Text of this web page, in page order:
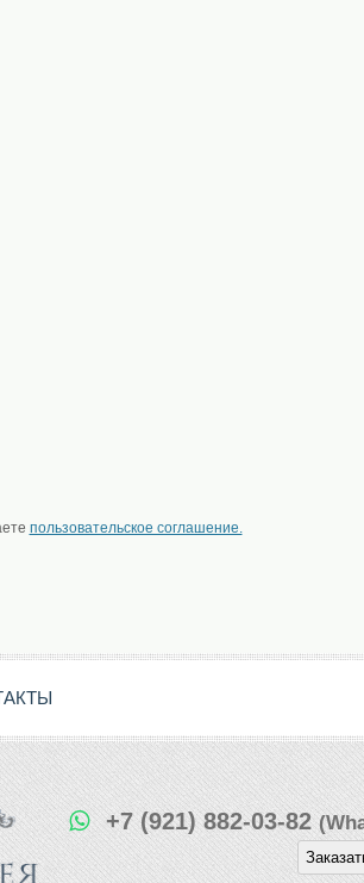
пользовательское соглашение.
+7 (921) 882-03-82